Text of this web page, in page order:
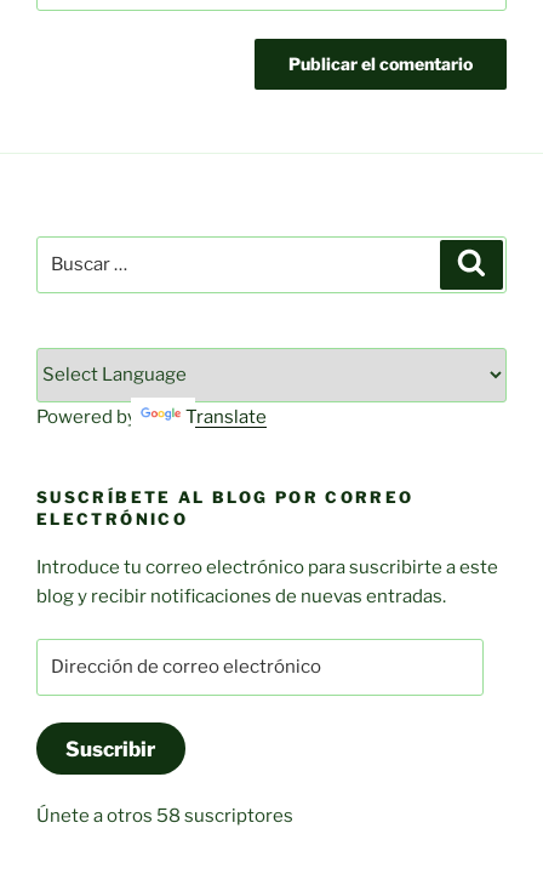
por:
Powered by Translate
SUSCRÍBETE AL BLOG POR CORREO
ELECTRÓNICO
Introduce tu correo electrónico para suscribirte a este
blog y recibir notificaciones de nuevas entradas.
electrónico
Suscribir
Únete a otros 58 suscriptores